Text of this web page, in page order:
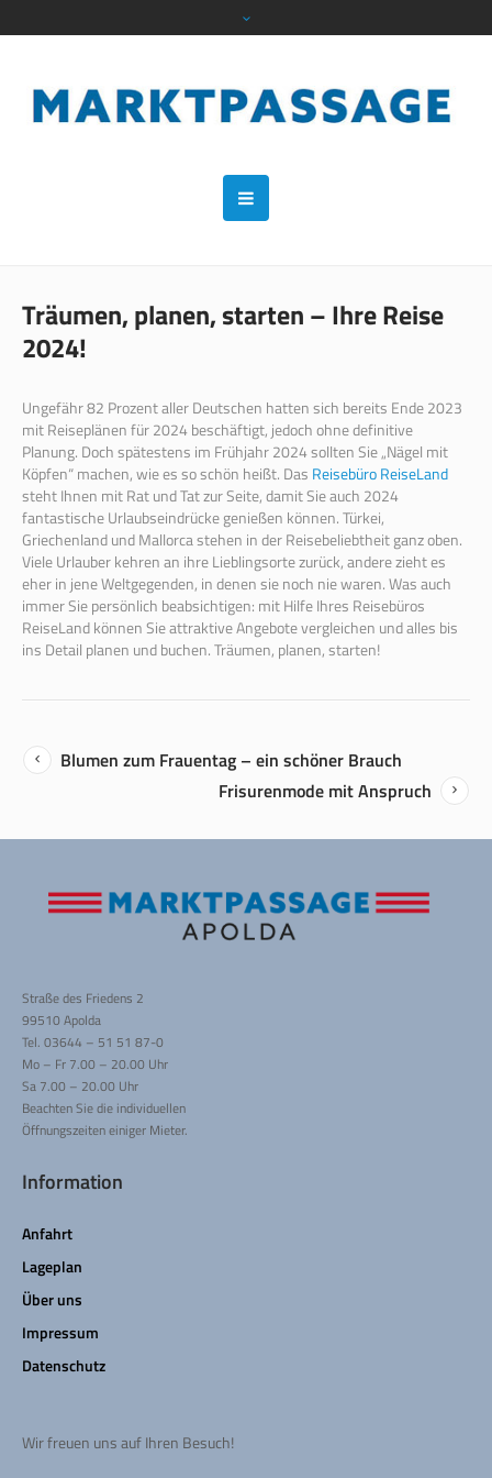
Träumen, planen, starten – Ihre Reise
2024!
Ungefähr 82 Prozent aller Deutschen hatten sich bereits Ende 2023
mit Reiseplänen für 2024 beschäftigt, jedoch ohne definitive
Planung. Doch spätestens im Frühjahr 2024 sollten Sie „Nägel mit
Köpfen“ machen, wie es so schön heißt. Das Reisebüro ReiseLand
steht Ihnen mit Rat und Tat zur Seite, damit Sie auch 2024
fantastische Urlaubseindrücke genießen können. Türkei,
Griechenland und Mallorca stehen in der Reisebeliebtheit ganz oben.
Viele Urlauber kehren an ihre Lieblingsorte zurück, andere zieht es
eher in jene Weltgegenden, in denen sie noch nie waren. Was auch
immer Sie persönlich beabsichtigen: mit Hilfe Ihres Reisebüros
ReiseLand können Sie attraktive Angebote vergleichen und alles bis
ins Detail planen und buchen. Träumen, planen, starten!
Blumen zum Frauentag – ein schöner Brauch
Frisurenmode mit Anspruch
Straße des Friedens 2
99510 Apolda
Tel. 03644 – 51 51 87-0
Mo – Fr 7.00 – 20.00 Uhr
Sa 7.00 – 20.00 Uhr
Beachten Sie die individuellen
Öffnungszeiten einiger Mieter.
Information
Anfahrt
Lageplan
Über uns
Impressum
Datenschutz
Wir freuen uns auf Ihren Besuch!